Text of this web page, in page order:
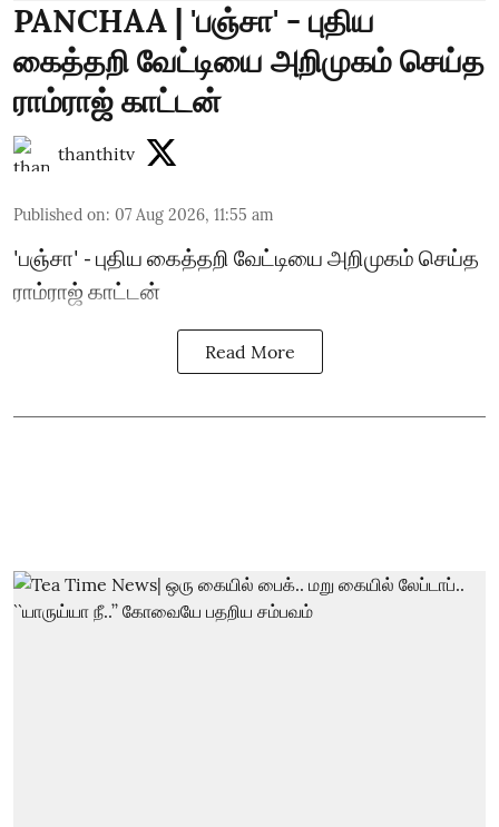
PANCHAA | 'பஞ்சா' - புதிய
கைத்தறி வேட்டியை அறிமுகம் செய்த
ராம்ராஜ் காட்டன்
thanthitv
Published on: 07 Aug 2026, 11:55 am
'பஞ்சா' - புதிய கைத்தறி வேட்டியை அறிமுகம் செய்த
ராம்ராஜ் காட்டன்
Read More